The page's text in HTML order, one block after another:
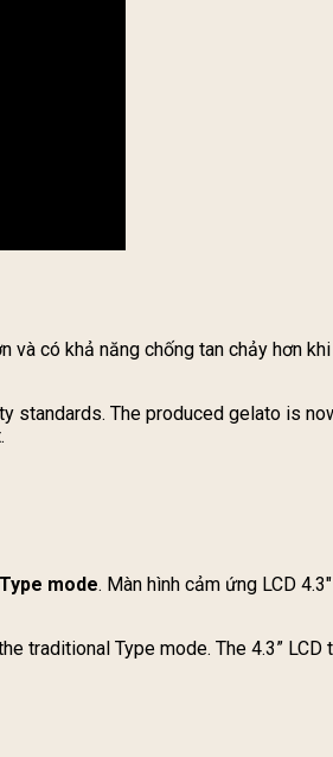
có khả năng chống tan chảy hơn
standards. The produced gelato is
Type mode. Màn hình cảm ứng LCD
traditional Type mode. The 4.3”